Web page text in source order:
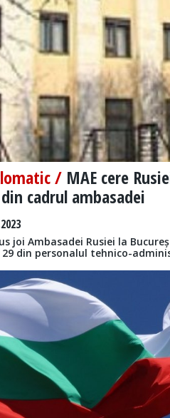
/ MAE cere
cadrul ambasadei
joi Ambasadei Rusiei la
din personalul tehnico-